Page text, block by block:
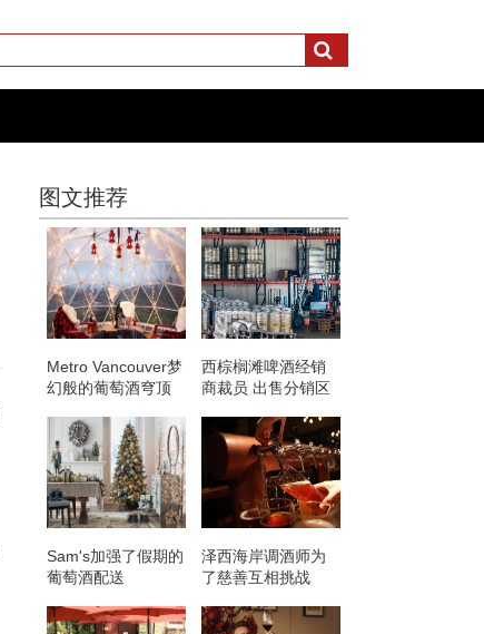
图文推荐
Metro Vancouver梦
幻般的葡萄酒穹顶
之夜点子
西棕榈滩啤酒经销
商裁员 出售分销区
Sam's加强了假期的
葡萄酒配送
泽西海岸调酒师为
了慈善互相挑战